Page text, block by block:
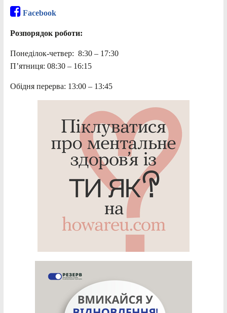
Facebook
Розпорядок роботи:
Понеділок-четвер: 8:30 – 17:30
П’ятниця: 08:30 – 16:15
Обідня перерва: 13:00 – 13:45